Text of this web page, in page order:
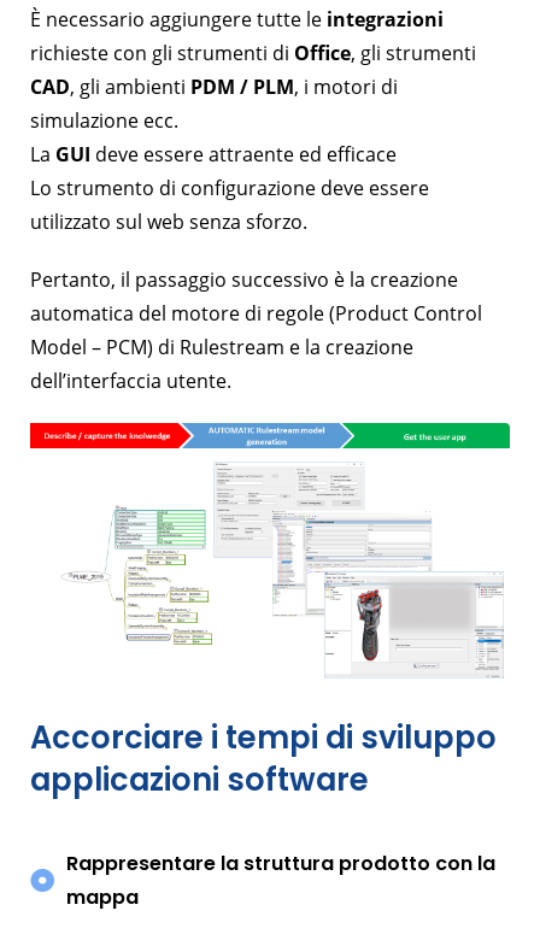
È necessario aggiungere tutte le integrazioni
richieste con gli strumenti di Office, gli strumenti
CAD, gli ambienti PDM / PLM, i motori di
simulazione ecc.
La GUI deve essere attraente ed efficace
Lo strumento di configurazione deve essere
utilizzato sul web senza sforzo.
Pertanto, il passaggio successivo è la creazione
automatica del motore di regole (Product Control
Model – PCM) di Rulestream e la creazione
dell’interfaccia utente.
Accorciare i tempi di sviluppo
applicazioni software
Rappresentare la struttura prodotto con la
mappa